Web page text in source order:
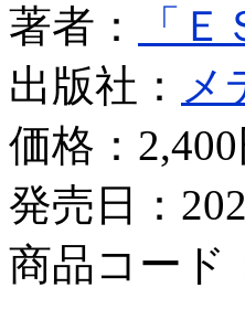
著者：
「
出版社： メ
価格： 2,400
発売日：
商品コード